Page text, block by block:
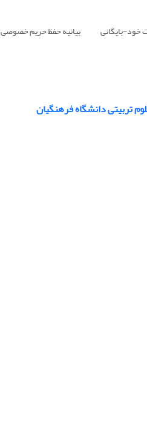
بایگانی بیانیه حفظ حریم خصوصی
تربیتی دانشگاه فرهنگیان